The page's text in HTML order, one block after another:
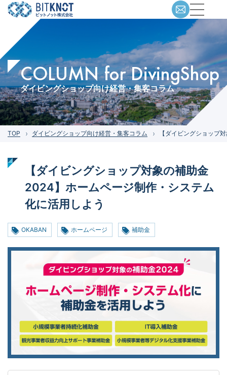
COLUMN for DivingShop
ダイビングショップ向け経営・集客コラム
TOP ダイビングショップ向け経営・集客コラム 【ダイビングショップ
【ダイビングショップ対象の補助金
2024】ホームページ制作・システム
化に活用しよう
OKABAN ホームページ 補助金